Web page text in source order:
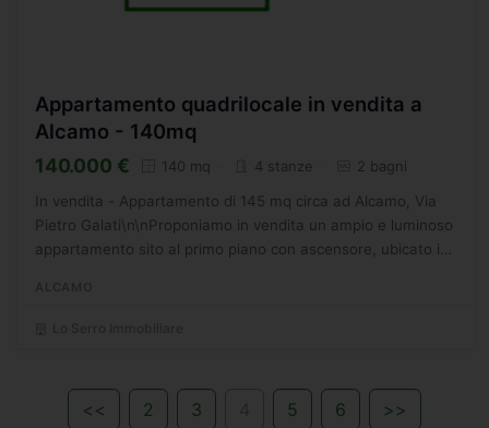
Appartamento quadrilocale in vendita a
Alcamo - 140mq
140.000 € 140 mq 4 stanze 2 bagni
In vendita - Appartamento di 145 mq circa ad Alcamo, Via
Pietro Galati\n\nProponiamo in vendita un ampio e luminoso
appartamento sito al primo piano con ascensore, ubicato in
<< 2 3 5 6 >>